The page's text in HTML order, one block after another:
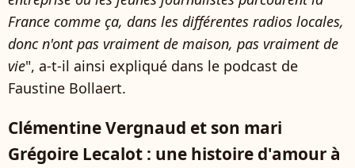
France comme ça, dans les différentes radios locales,
donc n'ont pas vraiment de maison, pas vraiment de
vie", a-t-il ainsi expliqué dans le podcast de
Faustine Bollaert.
Clémentine Vergnaud et son mari
Grégoire Lecalot : une histoire d'amour à